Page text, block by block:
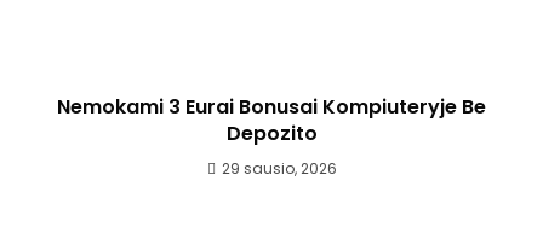
Nemokami 3 Eurai Bonusai Kompiuteryje Be
Depozito
29 sausio, 2026